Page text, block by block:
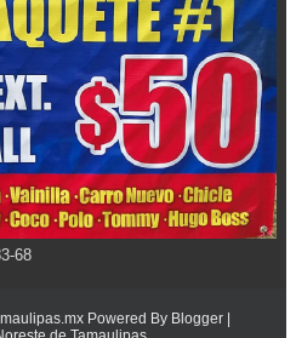
68
Powered By Blogger |